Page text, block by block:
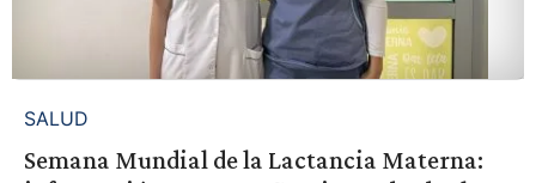
SALUD
Semana Mundial de la Lactancia Materna: